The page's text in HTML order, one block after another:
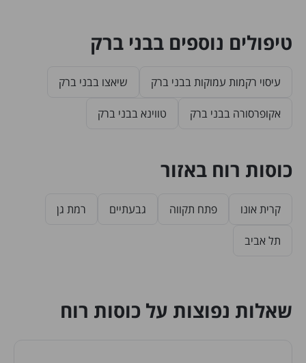
טיפולים נוספים בבני ברק
עיסוי רקמות עמוקות בבני ברק שיאצו בבני ברק
אקופרסורה בבני ברק טווינא בבני ברק
כוסות רוח באזור
קרית אונו פתח תקווה גבעתיים רמת גן
תל אביב
שאלות נפוצות על כוסות רוח